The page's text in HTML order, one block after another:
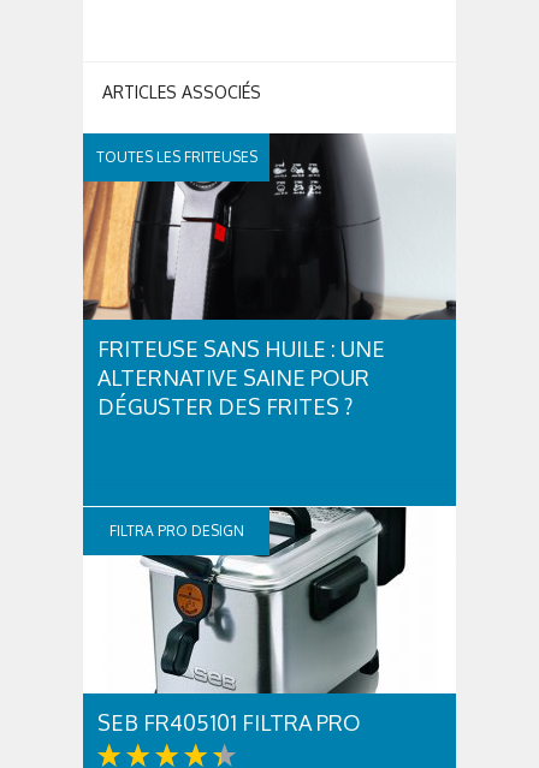
ARTICLES ASSOCIÉS
TOUTES LES FRITEUSES
FRITEUSE SANS HUILE : UNE
ALTERNATIVE SAINE POUR
DÉGUSTER DES FRITES ?
FILTRA PRO DESIGN
SEB FR405101 FILTRA PRO